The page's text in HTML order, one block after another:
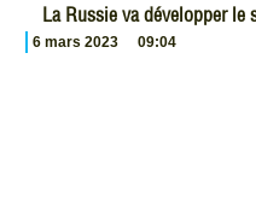
La Russie va développer le
6 mars 2023 09:04